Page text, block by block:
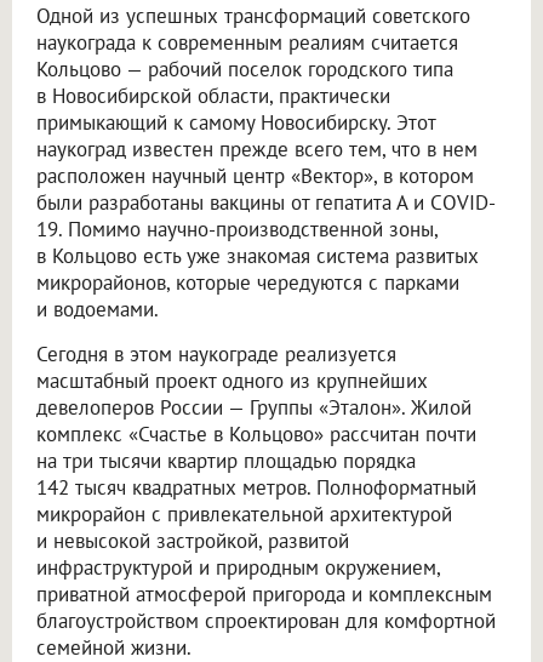
Одной из успешных трансформаций советского
наукограда к современным реалиям считается
Кольцово — рабочий поселок городского типа
в Новосибирской области, практически
примыкающий к самому Новосибирску. Этот
наукоград известен прежде всего тем, что в нем
расположен научный центр «Вектор», в котором
были разработаны вакцины от гепатита А и COVID-
19. Помимо научно-производственной зоны,
в Кольцово есть уже знакомая система развитых
микрорайонов, которые чередуются с парками
и водоемами.
Сегодня в этом наукограде реализуется
масштабный проект одного из крупнейших
девелоперов России — Группы «Эталон». Жилой
комплекс «Счастье в Кольцово» рассчитан почти
на три тысячи квартир площадью порядка
142 тысяч квадратных метров. Полноформатный
микрорайон с привлекательной архитектурой
и невысокой застройкой, развитой
инфраструктурой и природным окружением,
приватной атмосферой пригорода и комплексным
благоустройством спроектирован для комфортной
семейной жизни.